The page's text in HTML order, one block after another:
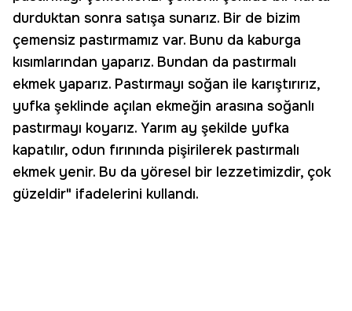
durduktan sonra satışa sunarız. Bir de bizim
çemensiz pastırmamız var. Bunu da kaburga
kısımlarından yaparız. Bundan da pastırmalı
ekmek yaparız. Pastırmayı soğan ile karıştırırız,
yufka şeklinde açılan ekmeğin arasına soğanlı
pastırmayı koyarız. Yarım ay şekilde yufka
kapatılır, odun fırınında pişirilerek pastırmalı
ekmek yenir. Bu da yöresel bir lezzetimizdir, çok
güzeldir" ifadelerini kullandı.